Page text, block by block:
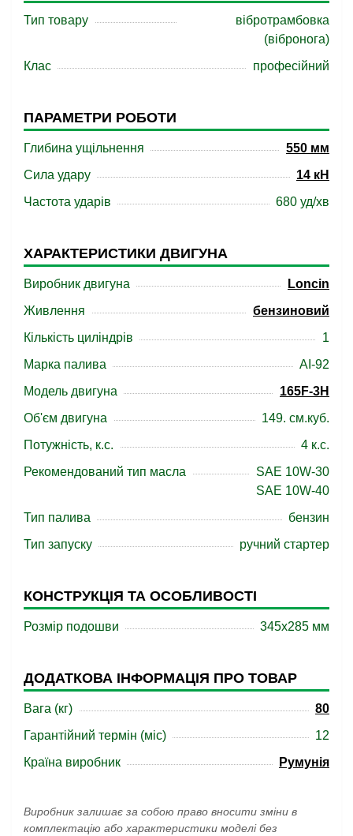
Тип товару
вібротрамбовка
(вібронога)
Клас
професійний
ПАРАМЕТРИ РОБОТИ
Глибина ущільнення
550 мм
Сила удару
14 кН
Частота ударів
680 уд/хв
ХАРАКТЕРИСТИКИ ДВИГУНА
Виробник двигуна
Loncin
Живлення
бензиновий
Кількість циліндрів
1
Марка палива
АІ-92
Модель двигуна
165F-3H
Об'єм двигуна
149. см.куб.
Потужність, к.с.
4 к.с.
Рекомендований тип масла
SAE 10W-30
SAE 10W-40
Тип палива
бензин
Тип запуску
ручний стартер
КОНСТРУКЦІЯ ТА ОСОБЛИВОСТІ
Розмір подошви 345х285 мм
ДОДАТКОВА ІНФОРМАЦІЯ ПРО ТОВАР
Вага (кг)
80
Гарантійний термін (міс)
12
Країна виробник
Румунія
Виробник залишає за собою право вносити зміни в
комплектацію або характеристики моделі без